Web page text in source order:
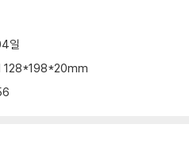
일
128*198*20mm